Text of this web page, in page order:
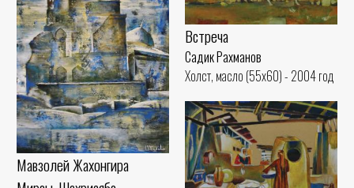
Встреча
Садик Рахманов
Холст, масло (55x60) - 2004 год
Мавзолей Жахонгира